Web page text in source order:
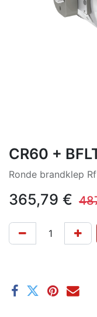
CR60 +
Ronde brandklep
365,79 €